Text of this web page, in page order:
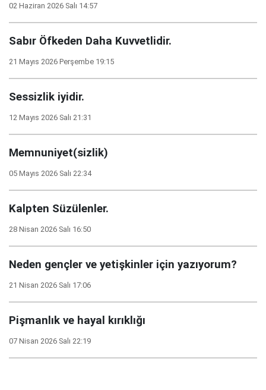
02 Haziran 2026 Salı 14:57
Sabır Öfkeden Daha Kuvvetlidir.
21 Mayıs 2026 Perşembe 19:15
Sessizlik iyidir.
12 Mayıs 2026 Salı 21:31
Memnuniyet(sizlik)
05 Mayıs 2026 Salı 22:34
Kalpten Süzülenler.
28 Nisan 2026 Salı 16:50
Neden gençler ve yetişkinler için yazıyorum?
21 Nisan 2026 Salı 17:06
Pişmanlık ve hayal kırıklığı
07 Nisan 2026 Salı 22:19